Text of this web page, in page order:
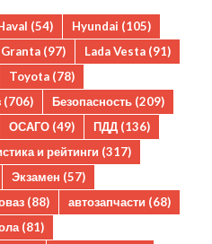
(54) Hyundai (105)
Granta (97) Lada Vesta (91)
Toyota (78)
(706) Безопасность (209)
ОСАГО (49) ПДД (136)
и рейтинги (317)
Экзамен (57)
(88) автозапчасти (68)
(81)